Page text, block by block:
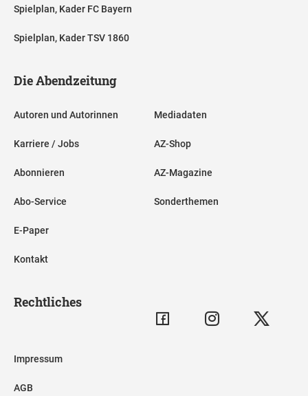
Spielplan, Kader FC Bayern
Spielplan, Kader TSV 1860
Die Abendzeitung
Autoren und Autorinnen
Karriere / Jobs
Abonnieren
Abo-Service
E-Paper
Kontakt
Mediadaten
AZ-Shop
AZ-Magazine
Sonderthemen
Rechtliches
Impressum
AGB